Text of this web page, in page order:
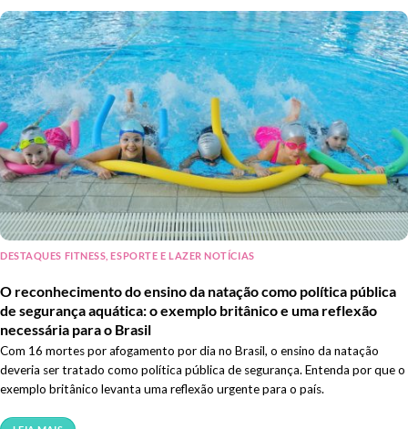
DESTAQUES FITNESS, ESPORTE E LAZER NOTÍCIAS
O reconhecimento do ensino da natação como política pública
de segurança aquática: o exemplo britânico e uma reflexão
necessária para o Brasil
Com 16 mortes por afogamento por dia no Brasil, o ensino da natação
deveria ser tratado como política pública de segurança. Entenda por que o
exemplo britânico levanta uma reflexão urgente para o país.